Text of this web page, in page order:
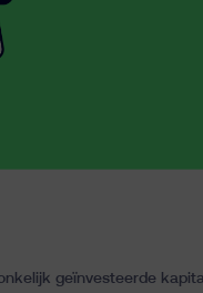
geïnvesteerde